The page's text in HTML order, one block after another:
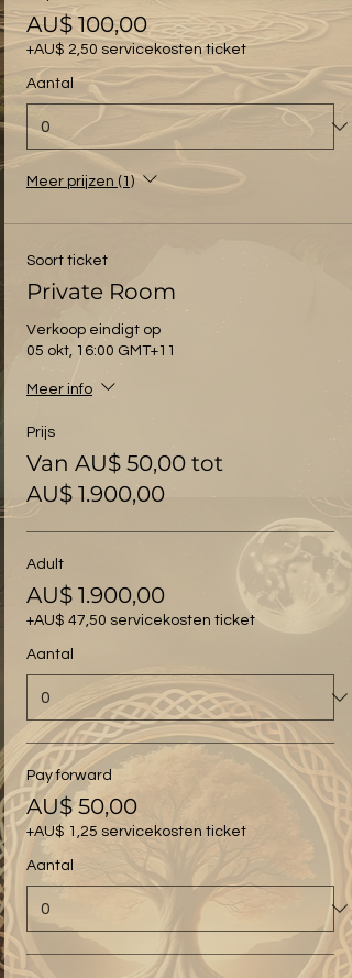
AU$ 100,00
+AU$ 2,50 servicekosten ticket
Aantal
Meer prijzen (1)
Soort ticket
Private Room
Verkoop eindigt op
05 okt, 16:00 GMT+11
Meer info
Prijs
Van AU$ 50,00 tot
AU$ 1.900,00
Adult
AU$ 1.900,00
+AU$ 47,50 servicekosten ticket
Aantal
Pay forward
AU$ 50,00
+AU$ 1,25 servicekosten ticket
Aantal